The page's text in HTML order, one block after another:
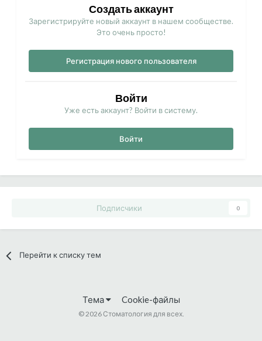
Создать аккаунт
Зарегистрируйте новый аккаунт в нашем сообществе.
Это очень просто!
Регистрация нового пользователя
Войти
Уже есть аккаунт? Войти в систему.
Войти
Подписчики 0
Перейти к списку тем
Тема Cookie-файлы
©2026 Стоматология для всех.